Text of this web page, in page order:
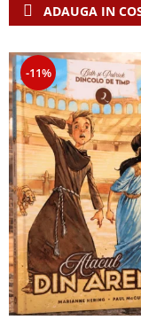
ADAUGA IN
-11%